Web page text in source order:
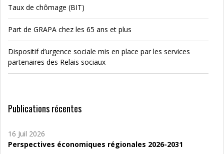
Taux de chômage (BIT)
Part de GRAPA chez les 65 ans et plus
Dispositif d’urgence sociale mis en place par les services
partenaires des Relais sociaux
Publications récentes
16 Juil 2026
Perspectives économiques régionales 2026-2031